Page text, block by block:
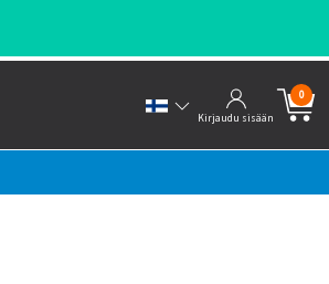
Kirjaudu sisään
0